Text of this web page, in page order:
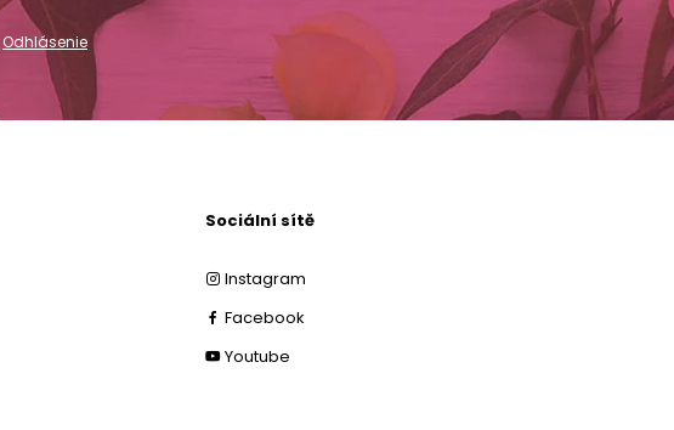
Odhlásenie
Sociální sítě
Instagram
Facebook
Youtube